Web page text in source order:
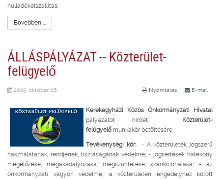
hulladékelszállítás.
Bővebben ...
ÁLLÁSPÁLYÁZAT -- Közterület-
felügyelő
Nyomtatás E-mail
2025. október 06.
Kerekegyházi Közös Önkormányzati Hivatal
pályázatot hirdet Közterület-
felügyelő munkakör betöltésére.
Tevékenységi kör:- A közterületek jogszerű
használatának, rendjének, tisztaságának védelme; - jogsértések hatékony
megelőzése, megakadályozása, megszüntetése, szankcionálása; - az
önkormányzati vagyon védelme; a közterületen engedélyhez kötött